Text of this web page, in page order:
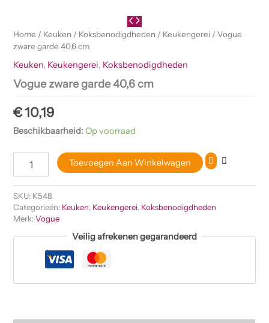
Home / Keuken / Koksbenodigdheden / Keukengerei / Vogue
zware garde 40,6 cm
Keuken, Keukengerei, Koksbenodigdheden
Vogue zware garde 40,6 cm
€10,19
Beschikbaarheid:Op voorraad
Toevoegen Aan Winkelwagen
SKU: K548
Categorieën: Keuken, Keukengerei, Koksbenodigdheden
Merk:Vogue
Veilig afrekenen gegarandeerd